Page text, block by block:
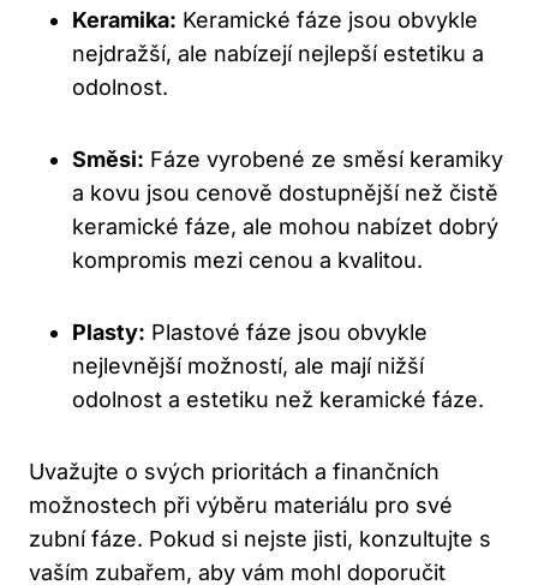
Keramika: Keramické fáze jsou obvykle
nejdražší, ale nabízejí nejlepší estetiku a
odolnost.
Směsi: Fáze vyrobené ze směsí keramiky
a kovu jsou cenově dostupnější než čistě
keramické fáze, ale mohou nabízet dobrý
kompromis mezi cenou a kvalitou.
Plasty: Plastové fáze jsou obvykle
nejlevnější možností, ale mají nižší
odolnost a estetiku než keramické fáze.
Uvažujte o svých prioritách a finančních
možnostech při výběru materiálu pro své
zubní fáze. Pokud si nejste jisti, konzultujte s
vaším zubařem, aby vám mohl doporučit